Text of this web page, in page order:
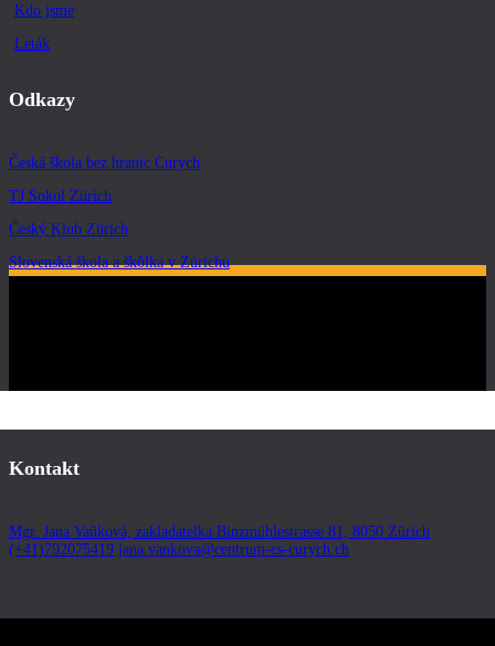
Kdo jsme
Leták
Odkazy
Česká škola bez hranic Curych
TJ Sokol Zürich
Český Klub Zürich
Slovenská škola a škôlka v Zürichu
Kontakt
Mgr. Jana Vaňková, zakladatelka Binzmühlestrasse 81, 8050 Zürich
(+41)792075419 jana.vankova@centrum-cs-curych.ch